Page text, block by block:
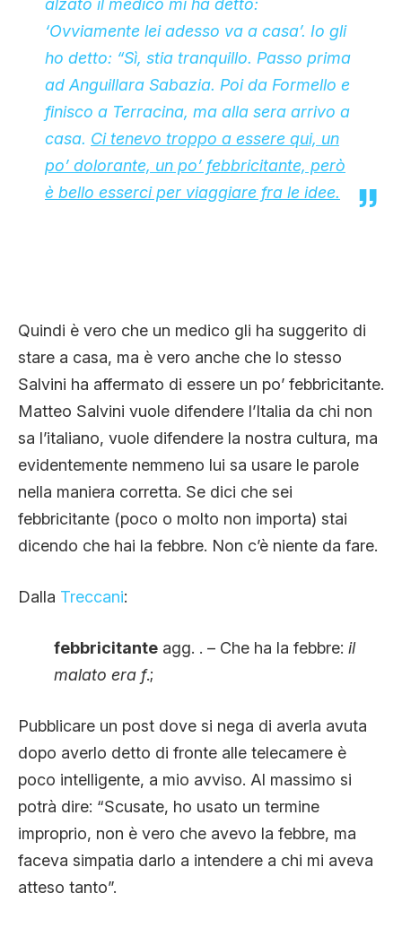
alzato il medico mi ha detto:
‘Ovviamente lei adesso va a casa’. Io gli
ho detto: “Sì, stia tranquillo. Passo prima
ad Anguillara Sabazia. Poi da Formello e
finisco a Terracina, ma alla sera arrivo a
casa. Ci tenevo troppo a essere qui, un
po’ dolorante, un po’ febbricitante, però
è bello esserci per viaggiare fra le idee.
Quindi è vero che un medico gli ha suggerito di
stare a casa, ma è vero anche che lo stesso
Salvini ha affermato di essere un po’ febbricitante.
Matteo Salvini vuole difendere l’Italia da chi non
sa l’italiano, vuole difendere la nostra cultura, ma
evidentemente nemmeno lui sa usare le parole
nella maniera corretta. Se dici che sei
febbricitante (poco o molto non importa) stai
dicendo che hai la febbre. Non c’è niente da fare.
Dalla Treccani:
febbricitante agg. . – Che ha la febbre: il
malato era f.;
Pubblicare un post dove si nega di averla avuta
dopo averlo detto di fronte alle telecamere è
poco intelligente, a mio avviso. Al massimo si
potrà dire: “Scusate, ho usato un termine
improprio, non è vero che avevo la febbre, ma
faceva simpatia darlo a intendere a chi mi aveva
atteso tanto”.